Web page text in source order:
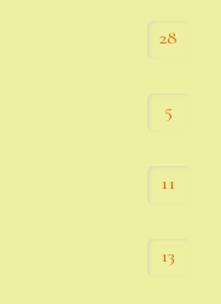
28
5
11
13